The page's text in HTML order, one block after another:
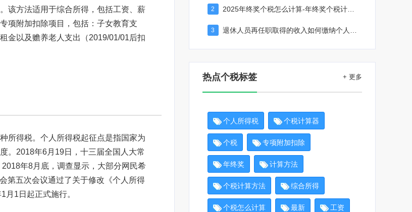
该方法适用于综合所得，包括工资、薪
项附加扣除项目，包括：子女教育支
金以及赡养老人支出（2019/01/01后扣
所得税。个人所得税起征点是指国家为
。2018年6月19日，十三届全国人大常
年8月底，调查显示，大部分网民希
第五次会议通过了关于修改《个人所得
1日起正式施行。
2 2025年终奖个税怎么计算-年终奖个税计算器
3
热点个税标签 + 更多
个人所得税 个税计算器
个税 专项附加扣除
年终奖 计算方法
个税计算方法 综合所得
个税怎么计算 最新 工资